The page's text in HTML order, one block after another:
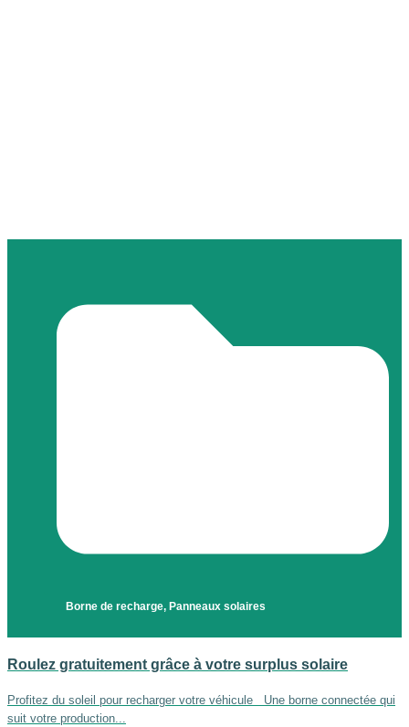
Borne de recharge, Panneaux solaires
Roulez gratuitement grâce à votre surplus solaire
Profitez du soleil pour recharger votre véhicule Une borne connectée qui
suit votre production...